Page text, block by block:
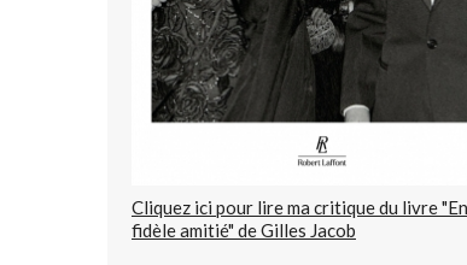
Cliquez ici pour lire ma critique du livre "En
fidèle amitié" de Gilles Jacob